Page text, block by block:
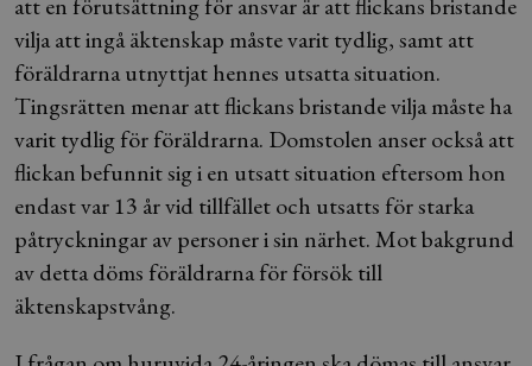
vilja att ingå äktenskap måste varit tydlig, samt att
föräldrarna utnyttjat hennes utsatta situation.
Tingsrätten menar att flickans bristande vilja måste ha
varit tydlig för föräldrarna. Domstolen anser också att
flickan befunnit sig i en utsatt situation eftersom hon
endast var 13 år vid tillfället och utsatts för starka
påtryckningar av personer i sin närhet. Mot bakgrund
av detta döms föräldrarna för försök till
äktenskapstvång.